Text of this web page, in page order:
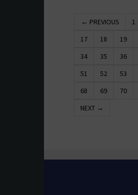
← PREVIOUS 1
17
18 19
34
35 36
51
52 53
68
69 70
NEXT →